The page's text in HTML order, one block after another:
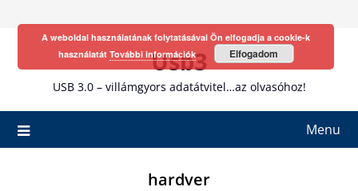
Usb3
USB 3.0 – villámgyors adatátvitel…az olvasóhoz!
Menu
hardver
A weboldal használatának folytatásával Ön elfogadja a cookie-k
használatát További információk Elfogadom